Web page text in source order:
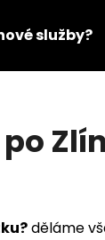
služby?
děláme